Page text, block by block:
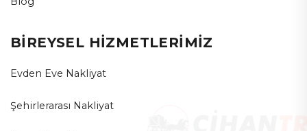
BİREYSEL HİZMETLERİMİZ
Evden Eve Nakliyat
Şehirlerarası Nakliyat